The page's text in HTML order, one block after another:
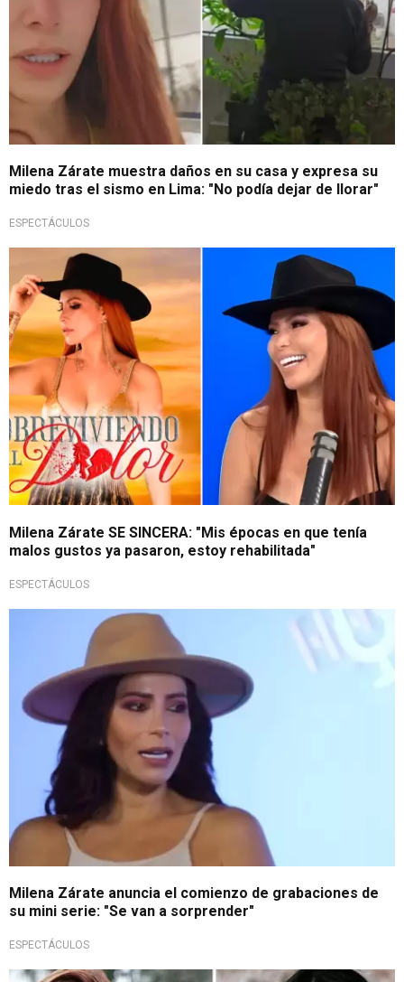
Milena Zárate muestra daños en su casa y expresa su
miedo tras el sismo en Lima: "No podía dejar de llorar"
ESPECTÁCULOS
Entrevista en Exitosa
Milena Zárate SE SINCERA: "Mis épocas en que tenía
malos gustos ya pasaron, estoy rehabilitada"
ESPECTÁCULOS
Conoceremos más sobre su vida
Milena Zárate anuncia el comienzo de grabaciones de
su mini serie: "Se van a sorprender"
ESPECTÁCULOS